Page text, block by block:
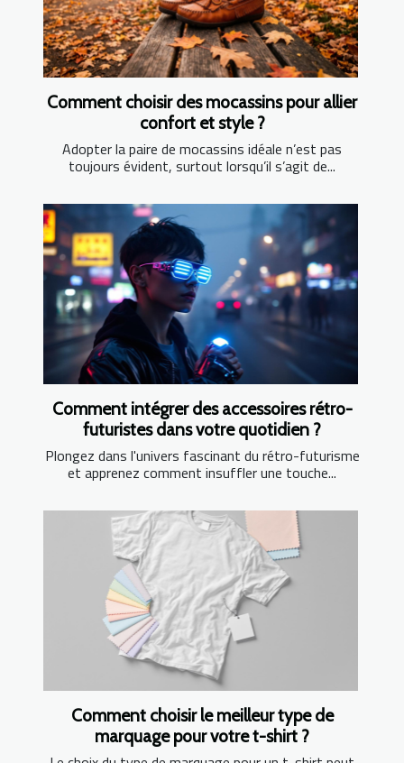
Comment choisir des mocassins pour allier
confort et style ?
Adopter la paire de mocassins idéale n’est pas
toujours évident, surtout lorsqu’il s’agit de...
Comment intégrer des accessoires rétro-
futuristes dans votre quotidien ?
Plongez dans l'univers fascinant du rétro-futurisme
et apprenez comment insuffler une touche...
Comment choisir le meilleur type de
marquage pour votre t-shirt ?